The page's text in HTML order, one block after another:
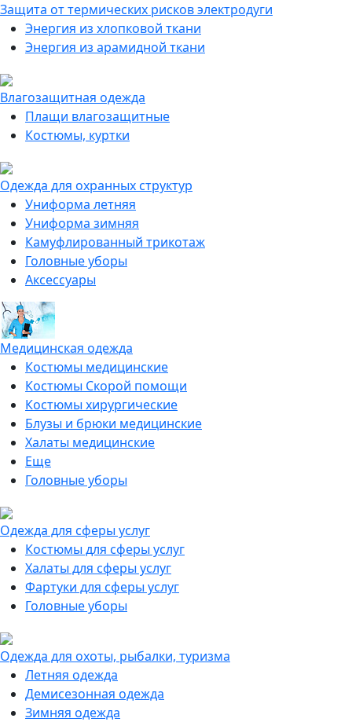
Защита от термических рисков электродуги
Энергия из хлопковой ткани
Энергия из арамидной ткани
Влагозащитная одежда
Плащи влагозащитные
Костюмы, куртки
Одежда для охранных структур
Униформа летняя
Униформа зимняя
Камуфлированный трикотаж
Головные уборы
Аксессуары
Медицинская одежда
Костюмы медицинские
Костюмы Скорой помощи
Костюмы хирургические
Блузы и брюки медицинские
Халаты медицинские
Еще
Головные уборы
Одежда для сферы услуг
Костюмы для сферы услуг
Халаты для сферы услуг
Фартуки для сферы услуг
Головные уборы
Одежда для охоты, рыбалки, туризма
Летняя одежда
Демисезонная одежда
Зимняя одежда